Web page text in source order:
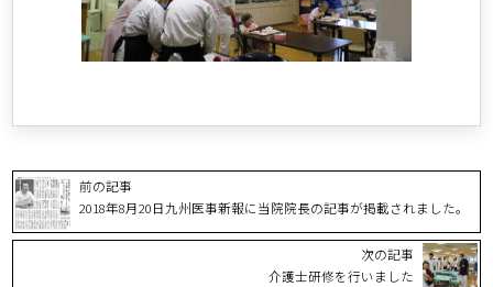
前の記事
2018年8月20日九州医事新報に当院院長の記事が掲載されました。
次の記事
介護士研修を行いました